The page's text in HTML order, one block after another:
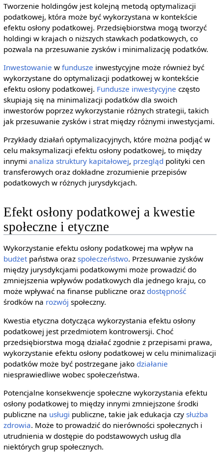
Tworzenie holdingów jest kolejną metodą optymalizacji
podatkowej, która może być wykorzystana w kontekście
efektu osłony podatkowej. Przedsiębiorstwa mogą tworzyć
holdingi w krajach o niższych stawkach podatkowych, co
pozwala na przesuwanie zysków i minimalizację podatków.
Inwestowanie w fundusze inwestycyjne może również być
wykorzystane do optymalizacji podatkowej w kontekście
efektu osłony podatkowej. Fundusze inwestycyjne często
skupiają się na minimalizacji podatków dla swoich
inwestorów poprzez wykorzystanie różnych strategii, takich
jak przesuwanie zysków i strat między różnymi inwestycjami.
Przykłady działań optymalizacyjnych, które można podjąć w
celu maksymalizacji efektu osłony podatkowej, to między
innymi analiza struktury kapitałowej, przegląd polityki cen
transferowych oraz dokładne zrozumienie przepisów
podatkowych w różnych jurysdykcjach.
Efekt osłony podatkowej a kwestie
społeczne i etyczne
Wykorzystanie efektu osłony podatkowej ma wpływ na
budżetpaństwa oraz społeczeństwo. Przesuwanie zysków
między jurysdykcjami podatkowymi może prowadzić do
zmniejszenia wpływów podatkowych dla jednego kraju, co
może wpływać na finanse publiczne oraz dostępność
środków na rozwój społeczny.
Kwestia etyczna dotycząca wykorzystania efektu osłony
podatkowej jest przedmiotem kontrowersji. Choć
przedsiębiorstwa mogą działać zgodnie z przepisami prawa,
wykorzystanie efektu osłony podatkowej w celu minimalizacji
podatków może być postrzegane jako działanie
niesprawiedliwe wobec społeczeństwa.
Potencjalne konsekwencje społeczne wykorzystania efektu
osłony podatkowej to między innymi zmniejszone środki
publiczne na usługi publiczne, takie jak edukacja czy służba
zdrowia. Może to prowadzić do nierówności społecznych i
utrudnienia w dostępie do podstawowych usług dla
niektórych grup społecznych.